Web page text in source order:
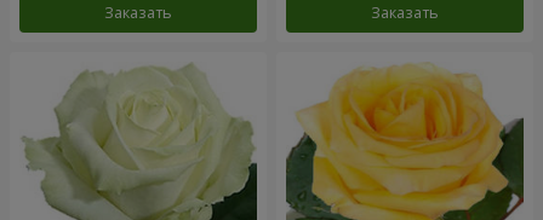
Заказать Заказать